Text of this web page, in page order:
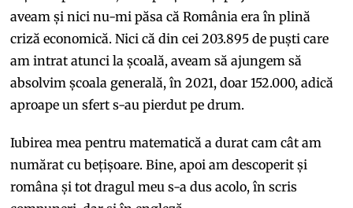
aveam și nici nu-mi păsa că România era în plină
criză economică. Nici că din cei 203.895 de puști care
am intrat atunci la școală, aveam să ajungem să
absolvim școala generală, în 2021, doar 152.000, adică
aproape un sfert s-au pierdut pe drum.
Iubirea mea pentru matematică a durat cam cât am
numărat cu bețișoare. Bine, apoi am descoperit și
româna și tot dragul meu s-a dus acolo, în scris